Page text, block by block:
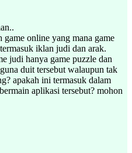
online yang mana game
iklan judi dan arak.
judi hanya game puzzle dan
duit tersebut walaupun tak
apakah ini termasuk dalam
aplikasi tersebut? mohon